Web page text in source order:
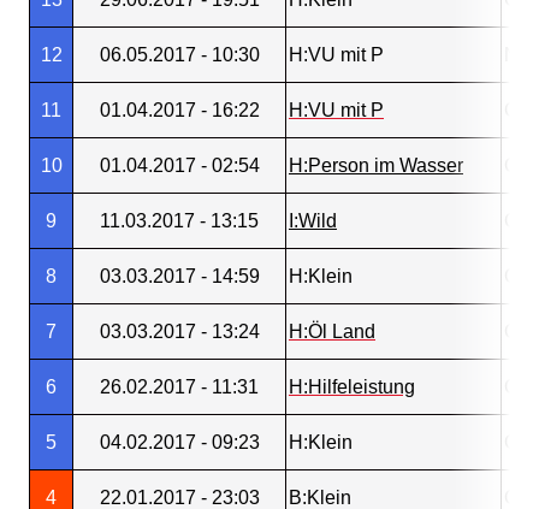
12 06.05.2017 - 10:30 H:VU mit P
11 01.04.2017 - 16:22 H:VU mit P
10 01.04.2017 - 02:54 H:Person im Wasser
9 11.03.2017 - 13:15 I:Wild
8 03.03.2017 - 14:59 H:Klein
7 03.03.2017 - 13:24 H:Öl Land
6 26.02.2017 - 11:31 H:Hilfeleistung
5 04.02.2017 - 09:23 H:Klein
4 22.01.2017 - 23:03 B:Klein